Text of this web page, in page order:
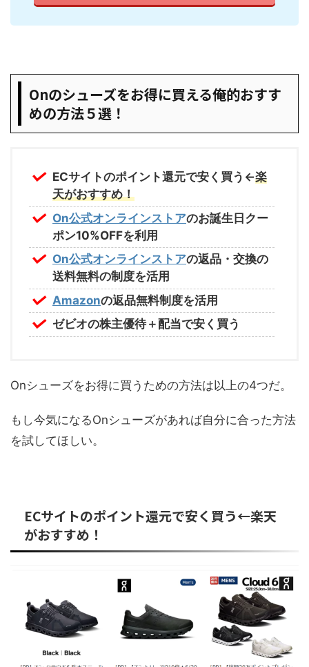
Onのシューズをお得に買える俺的おすす
めの方法５選！
ECサイトのポイント還元で安く買う←楽
天がおすすめ！
On公式オンラインストアのお誕生日クー
ポン10%OFFを利用
On公式オンラインストアの返品・交換の
送料無料の制度を活用
Amazonの返品無料制度を活用
ゼビオの株主優待＋配当で安く買う
Onシューズをお得に買うための方法は以上の4つだ。
もし今気になるOnシューズがあれば自分に合った方法
を試してほしい。
ECサイトのポイント還元で安く買う←楽天
がおすすめ！